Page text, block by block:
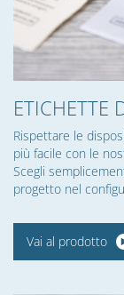
ETICHETTE
Rispettare le
più facile con le
Scegli
progetto nel
Vai al prodotto